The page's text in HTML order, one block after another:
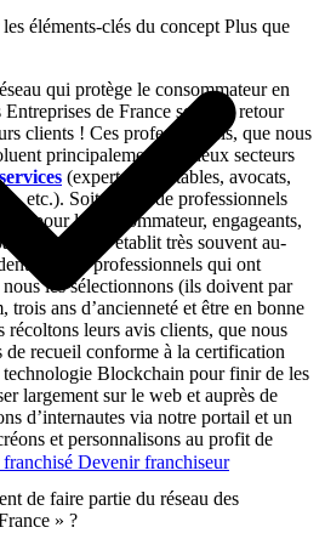
Devenir franchiseur
éléments-clés du concept Plus que
qui protège le consommateur en
de France selon le retour
clients ! Ces professionnels, que nous
principalement sur deux secteurs
services (experts-comptables, avocats,
etc.). Soit autant de professionnels
pour le consommateur, engageants,
moyen s’établit très souvent au-
ces professionnels qui ont
les sélectionnons (ils doivent par
ans d’ancienneté et être en bonne
récoltons leurs avis clients, que nous
de recueil conforme à la certification
Blockchain pour finir de les
largement sur le web et auprès de
d’internautes via notre portail et un
et personnalisons au profit de
de faire partie du réseau des
» ?